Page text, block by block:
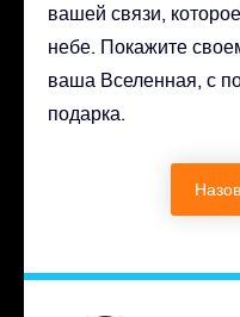
вашей связи,
небе. Покажите
ваша Вселенная, с
подарка.